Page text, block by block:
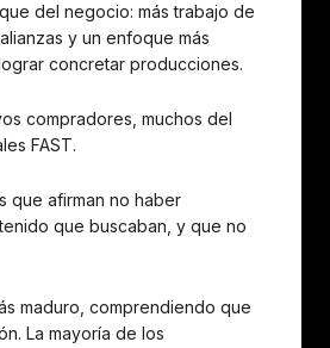
del negocio: más trabajo de
y un enfoque más
concretar producciones.
compradores, muchos del
FAST.
que afirman no haber
que buscaban, y que no
maduro, comprendiendo que
La mayoría de los